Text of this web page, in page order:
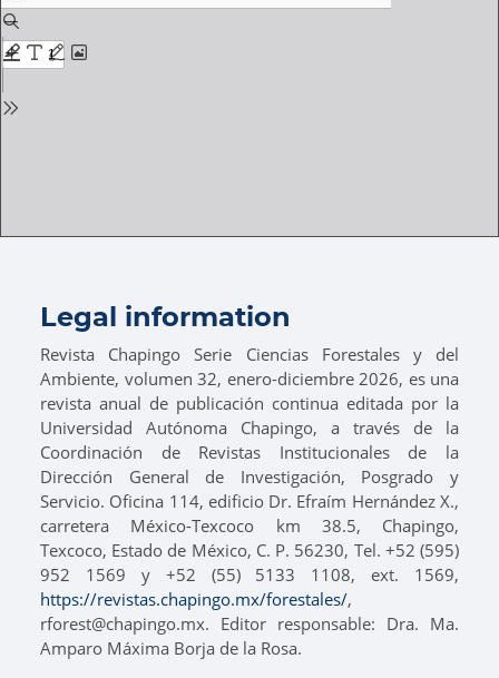
Legal information
Revista Chapingo Serie Ciencias Forestales y del
Ambiente, volumen 32, enero-diciembre 2026, es una
revista anual de publicación continua editada por la
Universidad Autónoma Chapingo, a través de la
Coordinación de Revistas Institucionales de la
Dirección General de Investigación, Posgrado y
Servicio. Oficina 114, edificio Dr. Efraím Hernández X.,
carretera México-Texcoco km 38.5, Chapingo,
Texcoco, Estado de México, C. P. 56230, Tel. +52 (595)
952 1569 y +52 (55) 5133 1108, ext. 1569,
https://revistas.chapingo.mx/forestales/,
rforest@chapingo.mx. Editor responsable: Dra. Ma.
Amparo Máxima Borja de la Rosa.